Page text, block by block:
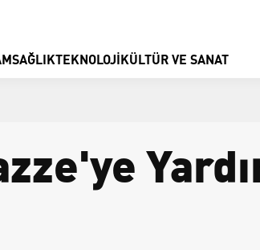
SAĞLIKTEKNOLOJIKÜLTÜR VE SANAT